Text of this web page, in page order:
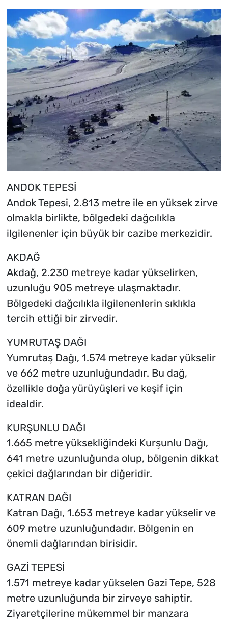
ANDOK TEPESİ
Andok Tepesi, 2.813 metre ile en yüksek zirve
olmakla birlikte, bölgedeki dağcılıkla
ilgilenenler için büyük bir cazibe merkezidir.
AKDAĞ
Akdağ, 2.230 metreye kadar yükselirken,
uzunluğu 905 metreye ulaşmaktadır.
Bölgedeki dağcılıkla ilgilenenlerin sıklıkla
tercih ettiği bir zirvedir.
YUMRUTAŞ DAĞI
Yumrutaş Dağı, 1.574 metreye kadar yükselir
ve 662 metre uzunluğundadır. Bu dağ,
özellikle doğa yürüyüşleri ve keşif için
idealdir.
KURŞUNLU DAĞI
1.665 metre yüksekliğindeki Kurşunlu Dağı,
641 metre uzunluğunda olup, bölgenin dikkat
çekici dağlarından bir diğeridir.
KATRAN DAĞI
Katran Dağı, 1.653 metreye kadar yükselir ve
609 metre uzunluğundadır. Bölgenin en
önemli dağlarından birisidir.
GAZİ TEPESİ
1.571 metreye kadar yükselen Gazi Tepe, 528
metre uzunluğunda bir zirveye sahiptir.
Ziyaretçilerine mükemmel bir manzara